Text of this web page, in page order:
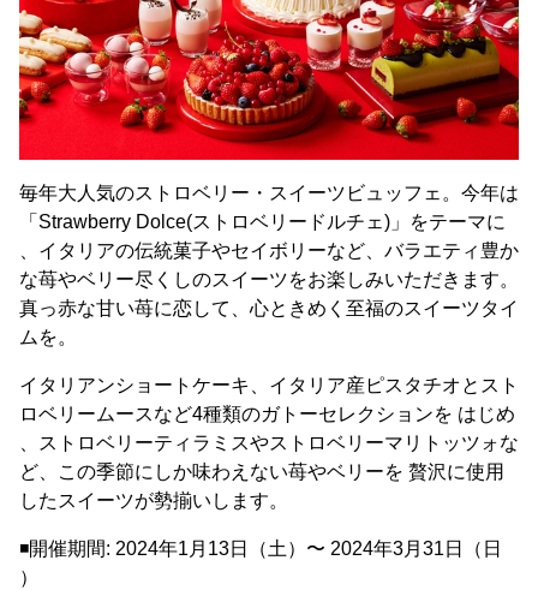
毎年大人気のストロベリー・スイーツビュッフェ。今年は
「Strawberry Dolce(ストロベリードルチェ)」をテーマに
、イタリアの伝統菓子やセイボリーなど、バラエティ豊か
な苺やベリー尽くしのスイーツをお楽しみいただきます。
真っ赤な甘い苺に恋して、心ときめく至福のスイーツタイ
ムを。
イタリアンショートケーキ、イタリア産ピスタチオとスト
ロベリームースなど4種類のガトーセレクションを はじめ
、ストロベリーティラミスやストロベリーマリトッツォな
ど、この季節にしか味わえない苺やベリーを 贅沢に使用
したスイーツが勢揃いします。
◾開催期間: 2024年1月13日（土）〜 2024年3月31日（日
）